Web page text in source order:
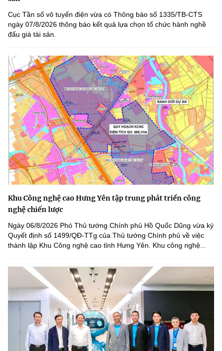
Cục Tần số vô tuyến điện vừa có Thông báo số 1335/TB-CTS
ngày 07/8/2026 thông báo kết quả lựa chọn tổ chức hành nghề
đấu giá tài sản.
Khu Công nghệ cao Hưng Yên tập trung phát triển công
nghệ chiến lược
Ngày 06/8/2026 Phó Thủ tướng Chính phủ Hồ Quốc Dũng vừa ký
Quyết định số 1499/QĐ-TTg của Thủ tướng Chính phủ về việc
thành lập Khu Công nghệ cao tỉnh Hưng Yên. Khu công nghệ...